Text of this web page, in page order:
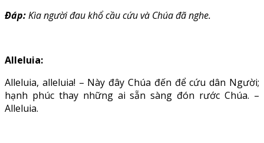
Ðáp:Kìa người đau khổ cầu cứu và Chúa đã nghe.
Alleluia:
Alleluia, alleluia! – Này đây Chúa đến để cứu dân Người;
hạnh phúc thay những ai sẵn sàng đón rước Chúa. –
Alleluia.